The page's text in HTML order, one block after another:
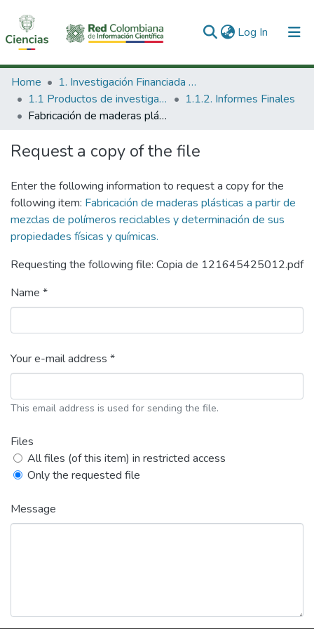
Log In (current)
Communities & Collections
All of DSpace
Home
1. Investigación Financiada con Recursos Públicos
1.1 Productos de investigación
1.1.2. Informes Finales
Fabricación de maderas plásticas a partir de mezclas de polímeros reciclables y determinación de sus propiedades físicas y químicas.
Request a copy of the file
Enter the following information to request a copy for the
following item: Fabricación de maderas plásticas a partir de
mezclas de polímeros reciclables y determinación de sus
propiedades físicas y químicas.
Requesting the following file: Copia de 121645425012.pdf
Name *
Your e-mail address *
This email address is used for sending the file.
Files
All files (of this item) in restricted access
Only the requested file
Message